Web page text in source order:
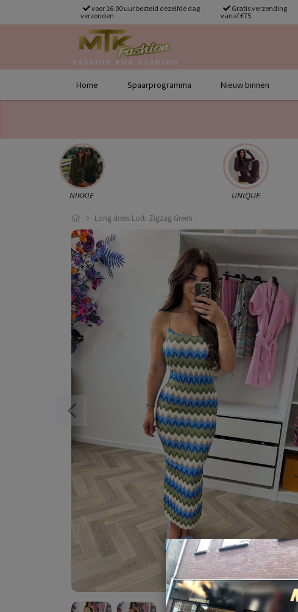
voor 16.00 uur besteld dezelfde dag
verzonden
Gratis verzending
vanaf €75
Home Spaarprogramma Nieuw binnen
NIKKIE UNIQUE
Long dress Lotti Zigzag Green